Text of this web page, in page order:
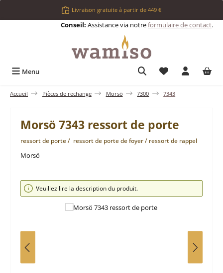
Passer au contenu principalLivraison gratuite à partir de 449 €
Conseil: Assistance via notreformulaire de contact.
Menu Vous avez 0
Accueil Pièces de rechange Morsö 7300 7343
Morsö 7343 ressort de porte
ressort de porte / ressort de porte de foyer / ressort de rappel
Morsö
Ignorer la galerie d'images
Veuillez lire la description du produit.